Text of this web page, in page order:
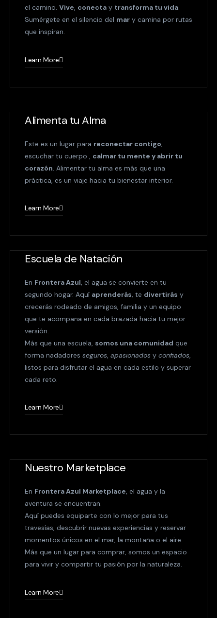
el camino. Vive, conecta y transforma tu vida.
Sumérgete en el silencio del mar y camina por rutas
que inspiran.
Learn More
Alimenta tu Alma
Este es un lugar para reconectar contigo
escuchar tu cuerpo , calmar tu mente y abrir tu
corazón . Alimentar tu alma es más que una
práctica, es un viaje hacia tu bienestar interior.
Learn More
Escuela de Natación
En Frontera Azul, el agua se convierte en tu
segundo hogar. Aquí aprenderás, te divertirás y
crecerás rodeado de amigos, familia y un equipo
que te acompaña en cada brazada hacia tu mejor
versión.
Más que una escuela, somos una comunidad que
forma nadadores seguros, apasionados y confiados,
listos para disfrutar el agua en cada estilo y superar
cada reto.
Learn More
Nuestro Marketplace
En Frontera Azul Marketplace, el agua y la
aventura se encuentran.
Aquí puedes equiparte con lo mejor para tus
travesías, descubrir nuevas experiencias y reservar
momentos únicos en el mar, la montaña o el aire.
Más que un lugar para comprar, somos un espacio
para vivir y compartir tu pasión por la naturaleza.
Learn More